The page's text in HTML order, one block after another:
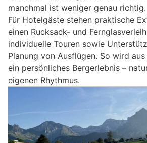
manchmal ist weniger genau richtig.
Für Hotelgäste stehen praktische
einen Rucksack- und
individuelle Touren sowie
Planung von Ausflügen. So wird
ein persönliches Bergerlebnis –
eigenen Rhythmus.